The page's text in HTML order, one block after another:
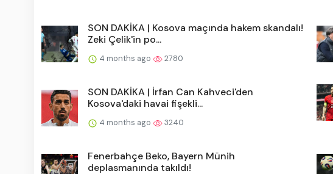
SON DAKİKA | Kosova maçında hakem skandalı!
Zeki Çelik'in po...
4 months ago 2780
SON DAKİKA | İrfan Can Kahveci'den
Kosova'daki havai fişekli...
4 months ago 3240
Fenerbahçe Beko, Bayern Münih
deplasmanında takıldı!